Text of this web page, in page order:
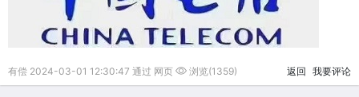
有偿 2024-03-01 12:30:47 通过 网页 浏览(1359) 返回 我要评论